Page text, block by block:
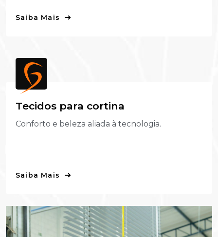
Saiba Mais
Tecidos para cortina
Conforto e beleza aliada à tecnologia.
Saiba Mais